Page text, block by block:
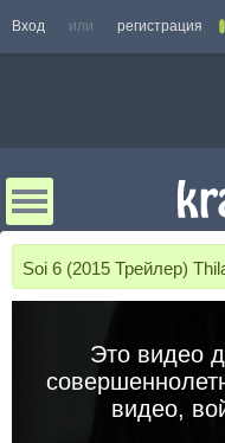
Вход или регистрация
Soi 6 (2015 Трейлер)
Это видео
видео,